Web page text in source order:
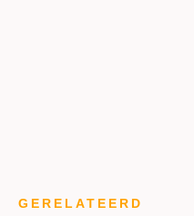
GERELATEERD